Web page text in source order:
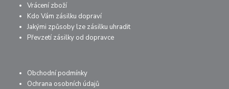
Vrácení zboží
Kdo Vám zásilku dopraví
Jakými způsoby lze zásilku uhradit
Převzetí zásilky od dopravce
Obchodní podmínky
Ochrana osobních údajů